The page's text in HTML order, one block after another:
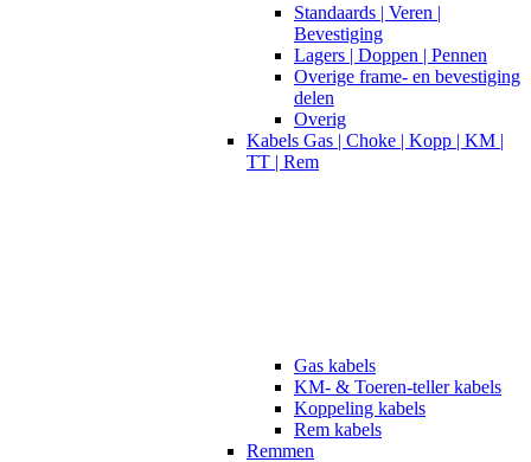
Standaards | Veren |
Bevestiging
Lagers | Doppen | Pennen
Overige frame- en bevestiging
delen
Overig
Kabels Gas | Choke | Kopp | KM |
TT | Rem
Gas kabels
KM- & Toeren-teller kabels
Koppeling kabels
Rem kabels
Remmen